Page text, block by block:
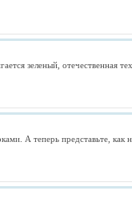
зеленый, отечественная
А теперь представьте,